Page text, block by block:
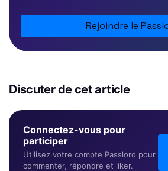
Rejoindre le
Discuter de cet article
Connectez-vous pour
participer
Utilisez votre compte Passlord pour
commenter, répondre et liker.